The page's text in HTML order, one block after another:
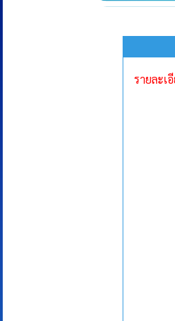
รายละเ